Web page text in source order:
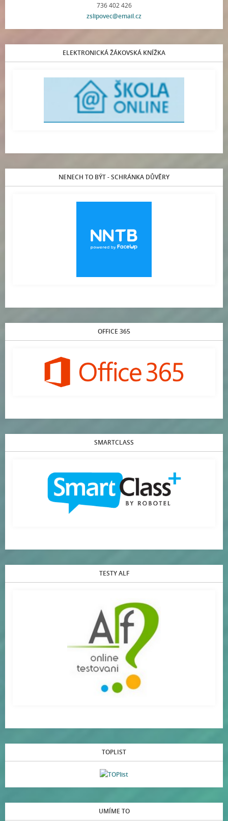
736 402 426
zslipovec@email.cz
ELEKTRONICKÁ ŽÁKOVSKÁ KNÍŽKA
NENECH TO BÝT - SCHRÁNKA DŮVĚRY
OFFICE 365
SMARTCLASS
TESTY ALF
TOPLIST
UMÍME TO